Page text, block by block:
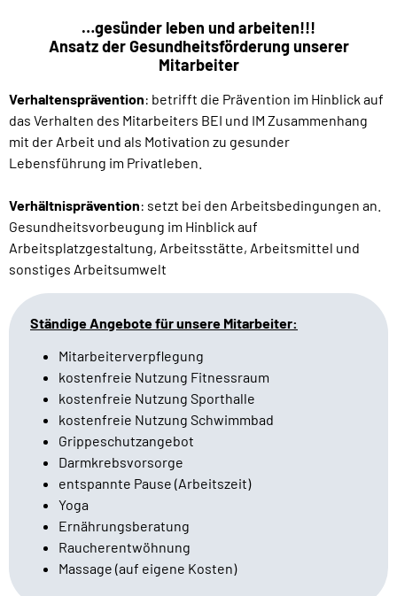
…gesünder leben und arbeiten!!!
Ansatz der Gesundheitsförderung unserer
Mitarbeiter
Verhaltensprävention: betrifft die Prävention im Hinblick auf
das Verhalten des Mitarbeiters BEI und IM Zusammenhang
mit der Arbeit und als Motivation zu gesunder
Lebensführung im Privatleben.
Verhältnisprävention: setzt bei den Arbeitsbedingungen an.
Gesundheitsvorbeugung im Hinblick auf
Arbeitsplatzgestaltung, Arbeitsstätte, Arbeitsmittel und
sonstiges Arbeitsumwelt
Ständige Angebote für unsere Mitarbeiter:
Mitarbeiterverpflegung
kostenfreie Nutzung Fitnessraum
kostenfreie Nutzung Sporthalle
kostenfreie Nutzung Schwimmbad
Grippeschutzangebot
Darmkrebsvorsorge
entspannte Pause (Arbeitszeit)
Yoga
Ernährungsberatung
Raucherentwöhnung
Massage (auf eigene Kosten)